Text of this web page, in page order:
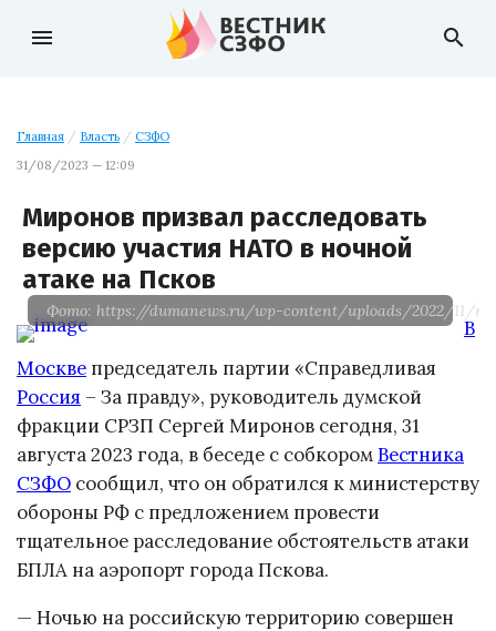
menu search
Главная / Власть / СЗФО
31/08/2023 — 12:09
Миронов призвал расследовать
версию участия НАТО в ночной
атаке на Псков
Фото: https://dumanews.ru/wp-content/uploads/2022/11/
В
Москве председатель партии «Справедливая
Россия – За правду», руководитель думской
фракции СРЗП Сергей Миронов сегодня, 31
августа 2023 года, в беседе с собкоромВестника
СЗФО сообщил, что он обратился к министерству
обороны РФ с предложением провести
тщательное расследование обстоятельств атаки
БПЛА на аэропорт города Пскова.
— Ночью на российскую территорию совершен